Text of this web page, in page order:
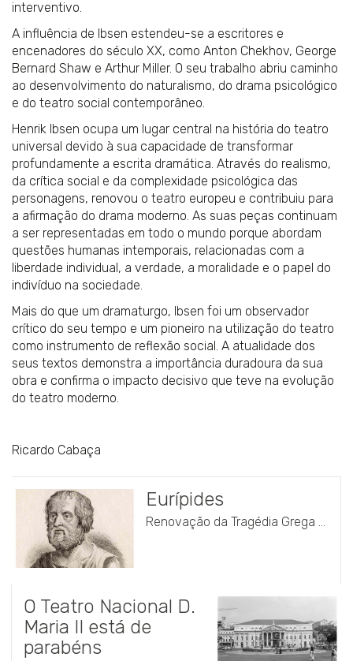
interventivo.
A influência de Ibsen estendeu-se a escritores e
encenadores do século XX, como Anton Chekhov, George
Bernard Shaw e Arthur Miller. O seu trabalho abriu caminho
ao desenvolvimento do naturalismo, do drama psicológico
e do teatro social contemporâneo.
Henrik Ibsen ocupa um lugar central na história do teatro
universal devido à sua capacidade de transformar
profundamente a escrita dramática. Através do realismo,
da crítica social e da complexidade psicológica das
personagens, renovou o teatro europeu e contribuiu para
a afirmação do drama moderno. As suas peças continuam
a ser representadas em todo o mundo porque abordam
questões humanas intemporais, relacionadas com a
liberdade individual, a verdade, a moralidade e o papel do
indivíduo na sociedade.
Mais do que um dramaturgo, Ibsen foi um observador
crítico do seu tempo e um pioneiro na utilização do teatro
como instrumento de reflexão social. A atualidade dos
seus textos demonstra a importância duradoura da sua
obra e confirma o impacto decisivo que teve na evolução
do teatro moderno.
Ricardo Cabaça
Eurípides
Renovação da Tragédia Grega ...
O Teatro Nacional D.
Maria II está de
parabéns